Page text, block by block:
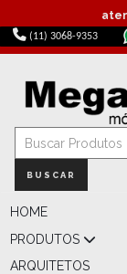
(11) 3068-9353
BUSCAR
HOME
PRODUTOS
ARQUITETOS